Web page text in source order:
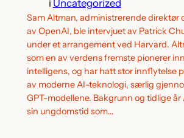
i Uncategorized
Sam Altman, administrerende direktør
av OpenAI, ble intervjuet av Patrick
under et arrangement ved Harvard.
som en av verdens fremste pionerer
intelligens, og har hatt stor innflytelse
av moderne AI-teknologi, særlig
GPT-modellene. Bakgrunn og tidlige
sin ungdomstid som…